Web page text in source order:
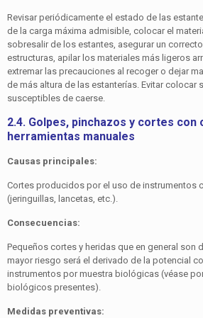
Revisar periódicamente el estado de las
de la carga máxima admisible, colocar el
sobresalir de los estantes, asegurar un
estructuras, apilar los materiales más ligeros
extremar las precau­ciones al recoger o dejar
de más altura de las estanterías. Evitar
susceptibles de caerse.
2.4. Golpes, pinchazos y cortes con
herramientas manuales
Causas principales:
Cortes producidos por el uso de instrumentos
(jeringuillas, lancetas, etc.).
Consecuencias:
Pequeños cortes y heridas que en general son
mayor riesgo será el derivado de la potencial
instrumentos por muestra biológicas (véase
biológicos presentes).
Medidas preventivas: